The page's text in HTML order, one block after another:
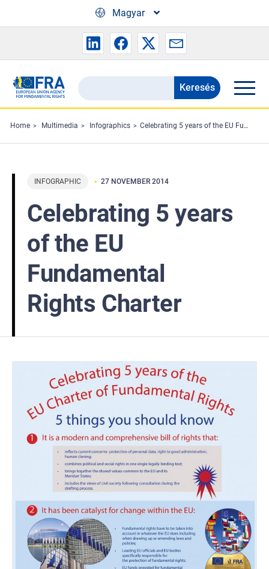
Magyar
Search
the
FRA
website
Keresés
Home Multimedia Infographics Celebrating 5 years of the EU Fundamental Rights Charter
INFOGRAPHIC 27 NOVEMBER 2014
Celebrating 5 years
of the EU
Fundamental
Rights Charter